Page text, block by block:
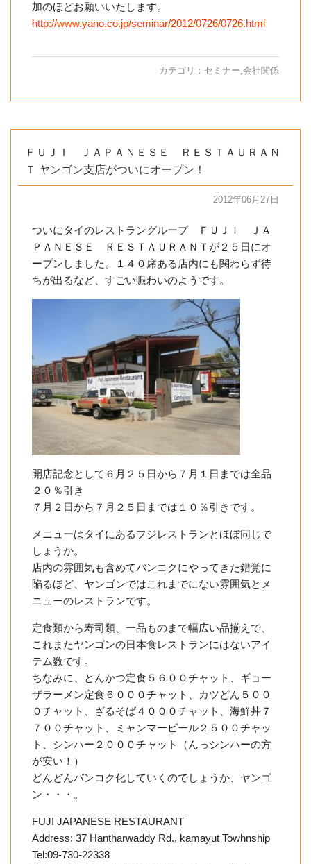
加のほどお願いいたします。
http://www.yano.co.jp/seminar/2012/0726/0726.html
カテゴリ： セミナー 会社関係
ＦＵＪＩ ＪＡＰＡＮＥＳＥ ＲＥＳＴＡＵＲＡＮ
Ｔ ヤンゴン支店がついにオープン！
2012年06月27日
ついにタイのレストラングループ ＦＵＪＩ ＪＡ
ＰＡＮＥＳＥ ＲＥＳＴＡＵＲＡＮＴが２５日にオ
ープンしました。１４０席ある店内にも関わらず待
ちが出るなど、すごい賑わいのようです。
開店記念として６月２５日から７月１日までは全品
２０％引き
７月２日から７月２５日までは１０％引きです。
メニューはタイにあるフジレストランとほぼ同じで
しょうか。
店内の雰囲気も含めてバンコクにやってきた錯覚に
陥るほど、ヤンゴンではこれまでにない雰囲気とメ
ニューのレストランです。
定食類から寿司類、一品ものまで幅広い品揃えで、
これまたヤンゴンの日本食レストランにはないアイ
テム数です。
ちなみに、とんかつ定食５６００チャット、ギョー
ザラーメン定食６０００チャット、カツどん５００
０チャット、ざるそば４０００チャット、海鮮丼７
７００チャット、ミャンマービール２５００チャッ
ト、シンハー２０００チャット（んっシンハーの方
が安い！）
どんどんバンコク化していくのでしょうか、ヤンゴ
ン・・・。
FUJI JAPANESE RESTAURANT
Address: 37 Hantharwaddy Rd., kamayut Towhnship
Tel:09-730-22338